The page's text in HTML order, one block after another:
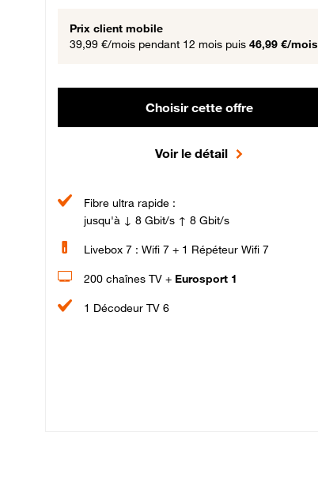
Prix client mobile
39,99 €/mois pendant 12 mois puis 46,99 €/mois
Choisir cette offre
Voir le détail
Fibre ultra rapide :
jusqu'à ↓ 8 Gbit/s ↑ 8 Gbit/s
Livebox 7 : Wifi 7 + 1 Répéteur Wifi 7
200 chaînes TV + Eurosport 1
1 Décodeur TV 6